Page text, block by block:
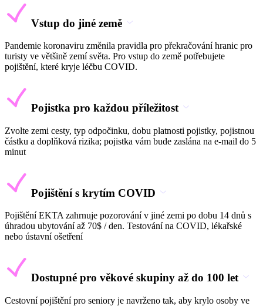
Vstup do jiné země
Pandemie koronaviru změnila pravidla pro překračování hranic pro
turisty ve většině zemí světa. Pro vstup do země potřebujete
pojištění, které kryje léčbu COVID.
Pojistka pro každou příležitost
Zvolte zemi cesty, typ odpočinku, dobu platnosti pojistky, pojistnou
částku a doplňková rizika; pojistka vám bude zaslána na e-mail do 5
minut
Pojištění s krytím COVID
Pojištění EKTA zahrnuje pozorování v jiné zemi po dobu 14 dnů s
úhradou ubytování až 70$ / den. Testování na COVID, lékařské
nebo ústavní ošetření
Dostupné pro věkové skupiny až do 100 let
Cestovní pojištění pro seniory je navrženo tak, aby krylo osoby ve